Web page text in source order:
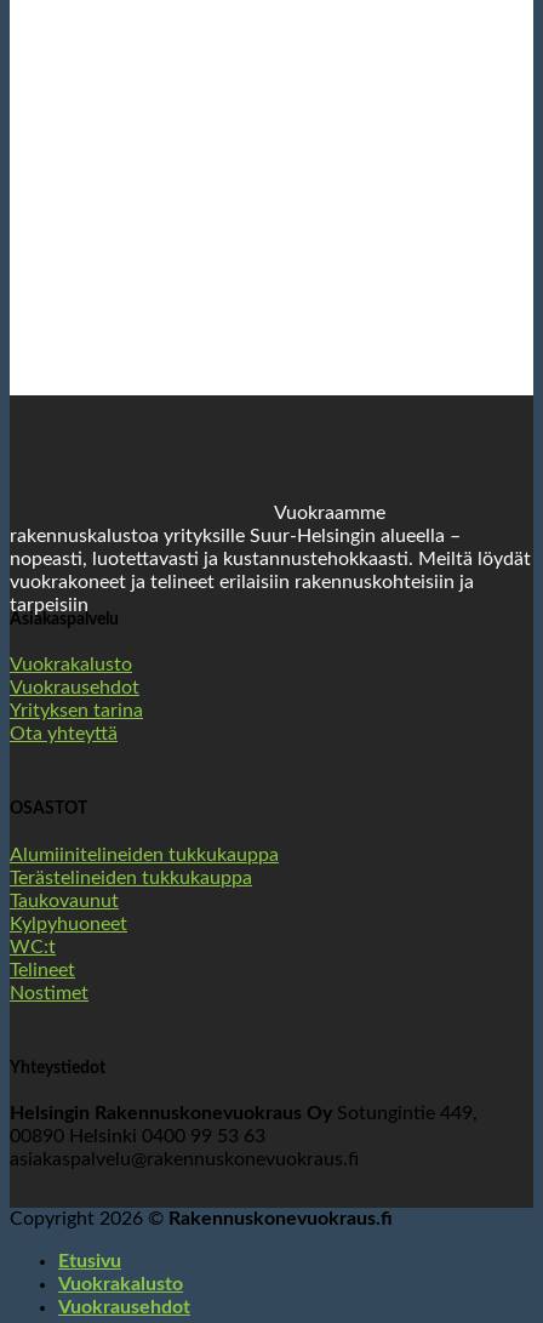
Vuokraamme
rakennuskalustoa yrityksille Suur-Helsingin alueella –
nopeasti, luotettavasti ja kustannustehokkaasti. Meiltä löydät
vuokrakoneet ja telineet erilaisiin rakennuskohteisiin ja
tarpeisiin
Asiakaspalvelu
Vuokrakalusto
Vuokrausehdot
Yrityksen tarina
Ota yhteyttä
OSASTOT
Alumiinitelineiden tukkukauppa
Terästelineiden tukkukauppa
Taukovaunut
Kylpyhuoneet
WC:t
Telineet
Nostimet
Yhteystiedot
Helsingin Rakennuskonevuokraus Oy Sotungintie 449,
00890 Helsinki 0400 99 53 63
asiakaspalvelu@rakennuskonevuokraus.fi
Copyright 2026 © Rakennuskonevuokraus.fi
Etusivu
Vuokrakalusto
Vuokrausehdot